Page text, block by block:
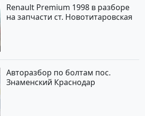
Renault Premium 1998 в разборе
на запчасти ст. Новотитаровская
Авторазбор по болтам пос.
Знаменский Краснодар